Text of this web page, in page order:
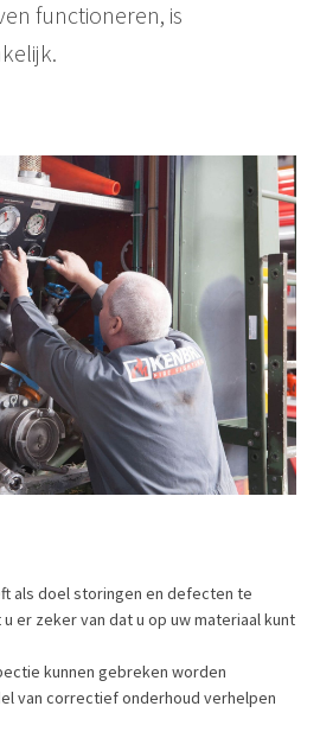
functioneren, is
als doel storingen en defecten te
er zeker van dat u op uw materiaal kunt
kunnen gebreken worden
van correctief onderhoud verhelpen